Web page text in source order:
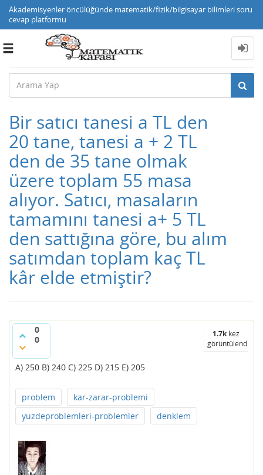
Akademisyenler öncülüğünde matematik/fizik/bilgisayar bilimleri soru
cevap platformu
Toggle
Bir satıcı tanesi a TL den
20 tane, tanesi a + 2 TL
den de 35 tane olmak
üzere toplam 55 masa
alıyor. Satıcı, masaların
tamamını tanesi a+ 5 TL
den sattığına göre, bu alım
satımdan toplam kaç TL
kâr elde etmiştir?
0
0
1.7kkez
görüntülendi
A) 250 B) 240 C) 225 D) 215 E) 205
problem
kar-zarar-problemi
yuzdeproblemleri-problemler
denklem